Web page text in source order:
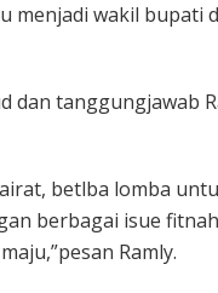
menjadi wakil bupati
dan tanggungjawab
betlba lomba
berbagai isue
Ramly.